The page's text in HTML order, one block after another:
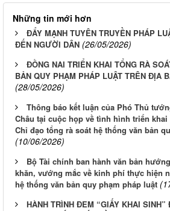
Những tin mới hơn
ĐẨY MẠNH TUYÊN TRUYỀN PHÁP
ĐẾN NGƯỜI DÂN (26/05/2026)
ĐỒNG NAI TRIỂN KHAI TỔNG RÀ
BẢN QUY PHẠM PHÁP LUẬT TRÊN ĐỊA
(28/05/2026)
Thông báo kết luận của Phó Thủ
Châu tại cuộc họp về tình hình triển khai
Chỉ đạo tổng rà soát hệ thống văn bản
(10/06/2026)
Bộ Tài chính ban hành văn bản
khăn, vướng mắc về kinh phí thực hiện
hệ thống văn bản quy phạm pháp luật
HÀNH TRÌNH ĐEM “GIẤY KHAI